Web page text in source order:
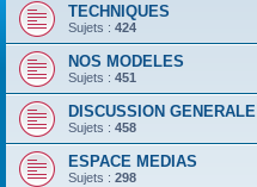
TECHNIQUES
Sujets : 424
NOS MODELES
Sujets : 451
DISCUSSION GENERALE
Sujets : 458
ESPACE MEDIAS
Sujets : 298